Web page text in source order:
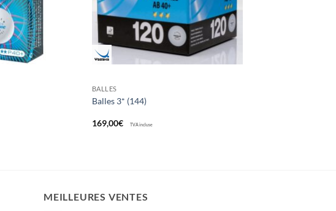
BALLES
Balles 3* (144)
169,00€ TVA incluse
MEILLEURES VENTES